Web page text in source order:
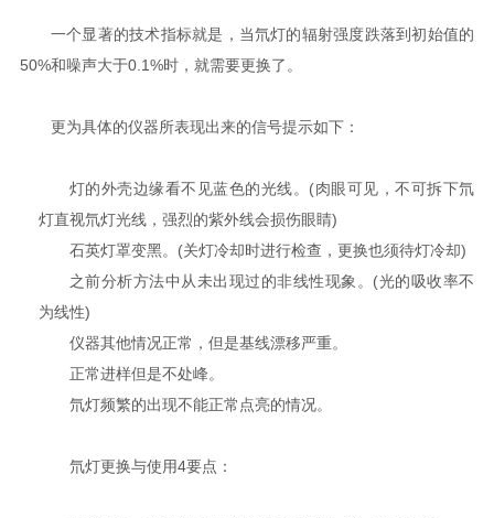
一个显著的技术指标就是，当氘灯的辐射强度跌落到初始值的
50%和噪声大于0.1%时，就需要更换了。
更为具体的仪器所表现出来的信号提示如下：
灯的外壳边缘看不见蓝色的光线。(肉眼可见，不可拆下氘
灯直视氘灯光线，强烈的紫外线会损伤眼睛)
石英灯罩变黑。(关灯冷却时进行检查，更换也须待灯冷却)
之前分析方法中从未出现过的非线性现象。(光的吸收率不
为线性)
仪器其他情况正常，但是基线漂移严重。
正常进样但是不处峰。
氘灯频繁的出现不能正常点亮的情况。
氘灯更换与使用4要点：